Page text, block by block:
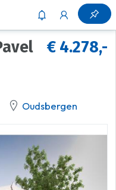
€ 4.278,-
Oudsbergen